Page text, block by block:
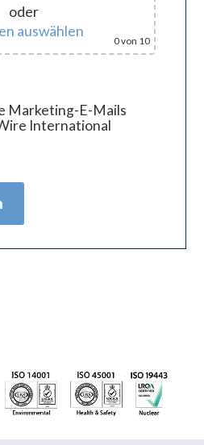
oder
auswählen
0von 10
Marketing-E-Mails
International